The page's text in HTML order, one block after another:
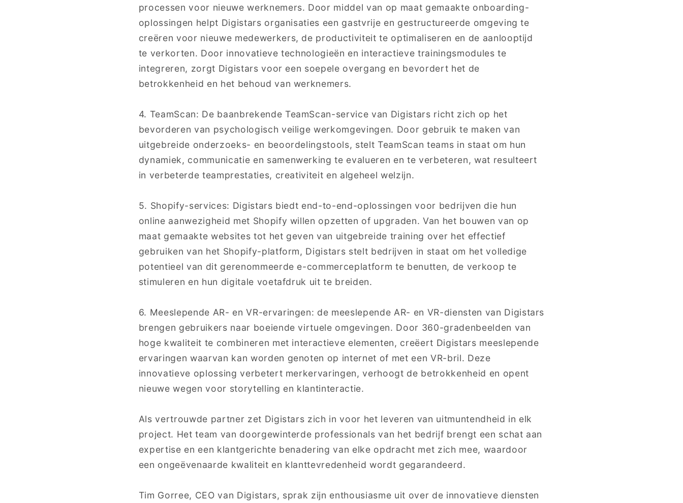
processen voor nieuwe werknemers. Door middel van op maat gemaakte onboarding-
oplossingen helpt Digistars organisaties een gastvrije en gestructureerde omgeving te
creëren voor nieuwe medewerkers, de productiviteit te optimaliseren en de aanlooptijd
te verkorten. Door innovatieve technologieën en interactieve trainingsmodules te
integreren, zorgt Digistars voor een soepele overgang en bevordert het de
betrokkenheid en het behoud van werknemers.
4. TeamScan: De baanbrekende TeamScan-service van Digistars richt zich op het
bevorderen van psychologisch veilige werkomgevingen. Door gebruik te maken van
uitgebreide onderzoeks- en beoordelingstools, stelt TeamScan teams in staat om hun
dynamiek, communicatie en samenwerking te evalueren en te verbeteren, wat resulteert
in verbeterde teamprestaties, creativiteit en algeheel welzijn.
5. Shopify-services: Digistars biedt end-to-end-oplossingen voor bedrijven die hun
online aanwezigheid met Shopify willen opzetten of upgraden. Van het bouwen van op
maat gemaakte websites tot het geven van uitgebreide training over het effectief
gebruiken van het Shopify-platform, Digistars stelt bedrijven in staat om het volledige
potentieel van dit gerenommeerde e-commerceplatform te benutten, de verkoop te
stimuleren en hun digitale voetafdruk uit te breiden.
6. Meeslepende AR- en VR-ervaringen: de meeslepende AR- en VR-diensten van Digistars
brengen gebruikers naar boeiende virtuele omgevingen. Door 360-gradenbeelden van
hoge kwaliteit te combineren met interactieve elementen, creëert Digistars meeslepende
ervaringen waarvan kan worden genoten op internet of met een VR-bril. Deze
innovatieve oplossing verbetert merkervaringen, verhoogt de betrokkenheid en opent
nieuwe wegen voor storytelling en klantinteractie.
Als vertrouwde partner zet Digistars zich in voor het leveren van uitmuntendheid in elk
project. Het team van doorgewinterde professionals van het bedrijf brengt een schat aan
expertise en een klantgerichte benadering van elke opdracht met zich mee, waardoor
een ongeëvenaarde kwaliteit en klanttevredenheid wordt gegarandeerd.
Tim Gorree, CEO van Digistars, sprak zijn enthousiasme uit over de innovatieve diensten